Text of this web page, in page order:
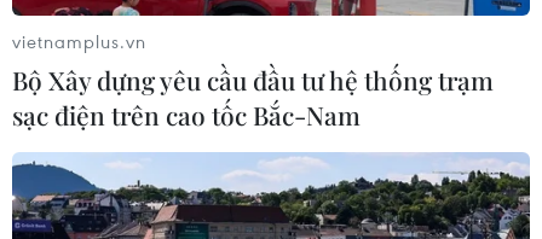
vietnamplus.vn
Bộ Xây dựng yêu cầu đầu tư hệ thống trạm
sạc điện trên cao tốc Bắc-Nam